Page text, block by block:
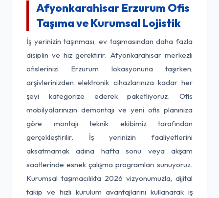
Afyonkarahisar Erzurum Ofis
Taşıma ve Kurumsal Lojistik
İş yerinizin taşınması, ev taşımasından daha fazla
disiplin ve hız gerektirir. Afyonkarahisar merkezli
ofislerinizi Erzurum lokasyonuna taşırken,
arşivlerinizden elektronik cihazlarınıza kadar her
şeyi kategorize ederek paketliyoruz. Ofis
mobilyalarınızın demontajı ve yeni ofis planınıza
göre montajı teknik ekibimiz tarafından
gerçekleştirilir. İş yerinizin faaliyetlerini
aksatmamak adına hafta sonu veya akşam
saatlerinde esnek çalışma programları sunuyoruz.
Kurumsal taşımacılıkta 2026 vizyonumuzla, dijital
takip ve hızlı kurulum avantajlarını kullanarak iş